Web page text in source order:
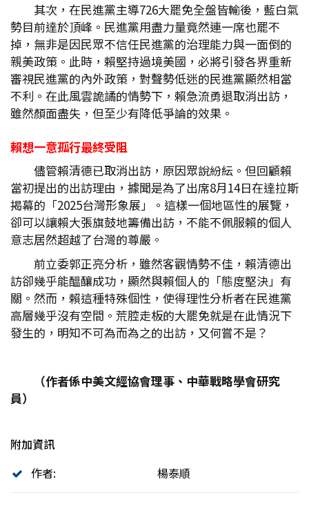
其次，在民進黨主導726大罷免全盤皆輸後，藍白氣
勢目前達於頂峰。民進黨用盡力量竟然連一席也罷不
掉，無非是因民眾不信任民進黨的治理能力與一面倒的
親美政策。此時，賴堅持過境美國，必將引發各界重新
審視民進黨的內外政策，對聲勢低迷的民進黨顯然相當
不利。在此風雲詭譎的情勢下，賴急流勇退取消出訪，
雖然顏面盡失，但至少有降低爭論的效果。
賴想一意孤行最終受阻
儘管賴清德已取消出訪，原因眾說紛紜。但回顧賴
當初提出的出訪理由，據聞是為了出席8月14日在達拉斯
揭幕的「2025台灣形象展」。這樣一個地區性的展覽，
卻可以讓賴大張旗鼓地籌備出訪，不能不佩服賴的個人
意志居然超越了台灣的尊嚴。
前立委郭正亮分析，雖然客觀情勢不佳，賴清德出
訪卻幾乎能醞釀成功，顯然與賴個人的「態度堅決」有
關。然而，賴這種特殊個性，使得理性分析者在民進黨
高層幾乎沒有空間。荒腔走板的大罷免就是在此情況下
發生的，明知不可為而為之的出訪，又何嘗不是？
（作者係中美文經協會理事、中華戰略學會研究
員）
附加資訊
作者:
楊泰順